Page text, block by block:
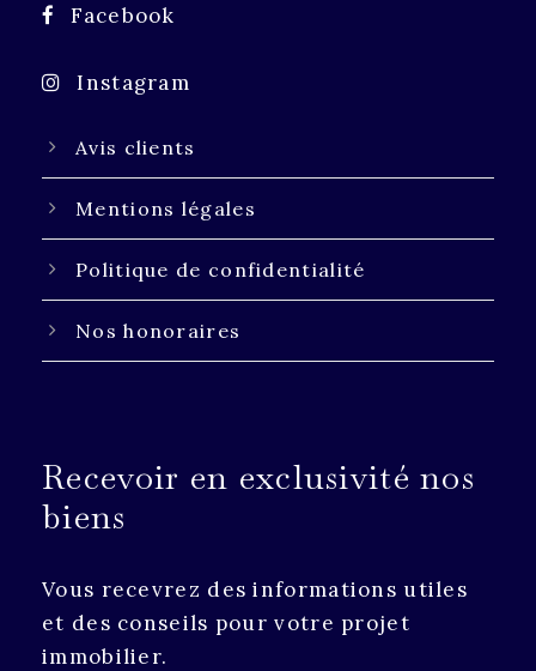
Facebook
Instagram
Avis clients
Mentions légales
Politique de confidentialité
Nos honoraires
Recevoir en exclusivité nos
biens
Vous recevrez des informations utiles
et des conseils pour votre projet
immobilier.